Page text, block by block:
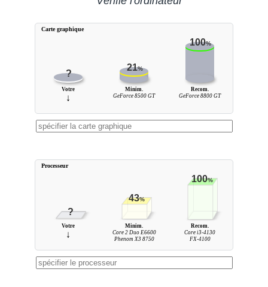
?
21%
100%
Votre
↓
Minim.
GeForce 8500 GT
Recom.
GeForce 8800 GT
Carte graphique
?
43%
100%
Votre
↓
Minim.
Core 2 Duo E6600
Phenom X3 8750
Recom.
Core i3-4130
FX-4100
Processeur